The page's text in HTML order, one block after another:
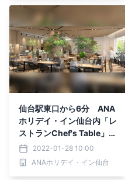
仙台駅東口から6分 ANA
ホリデイ・イン仙台内「レ
ストランChef's Table」が
2/1（火）リニューアルオ
ープン！1日を通して宮
城・東北を楽しむ“杜のオ
2022-01-28 10:00
ANAホリデイ・イン仙台